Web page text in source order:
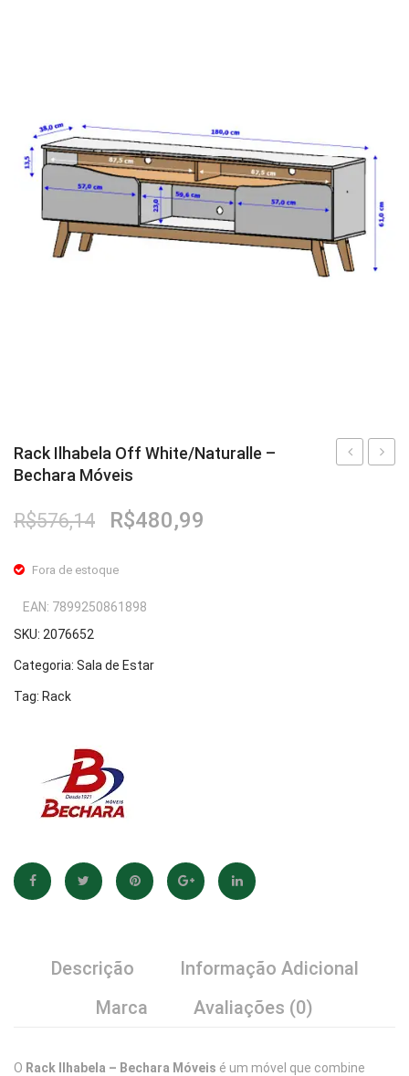
Rack Ilhabela Off White/Naturalle –
Bechara Móveis
R$576,14
O
original
R$576,14.
R$480,99
Fora de estoque
SKU: 2076652
Categoria: Sala de Estar
Tag: Rack
EAN: 7899250861898
Descrição
Informação Adicional
Marca
Avaliações (0)
O Rack Ilhabela – Bechara Móveis é um móvel que combine